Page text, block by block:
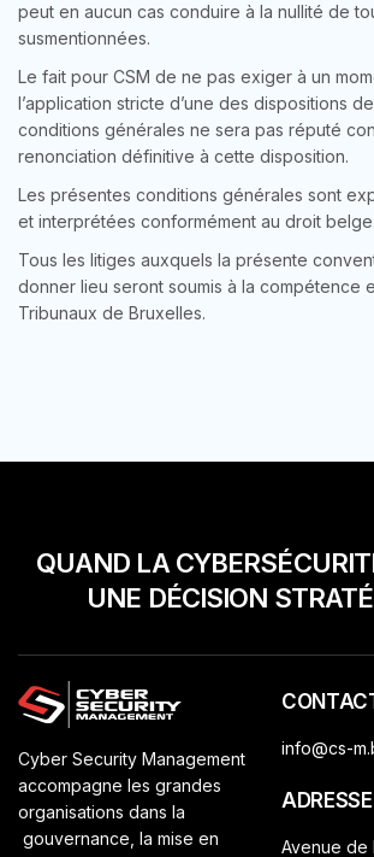
peut en aucun cas conduire à la nullité de
susmentionnées.
Le fait pour CSM de ne pas exiger à un
l’application stricte d’une des dispositions
conditions générales ne sera pas réputé
renonciation définitive à cette disposition.
Les présentes conditions générales sont
et interprétées conformément au droit belge.
Tous les litiges auxquels la présente
donner lieu seront soumis à la compétence
Tribunaux de Bruxelles.
QUAND LA
UNE DÉCISION
Cyber Security Management
accompagne les grandes
organisations dans la
gouvernance, la mise en
info@cs-
ADRESSE
Avenue de